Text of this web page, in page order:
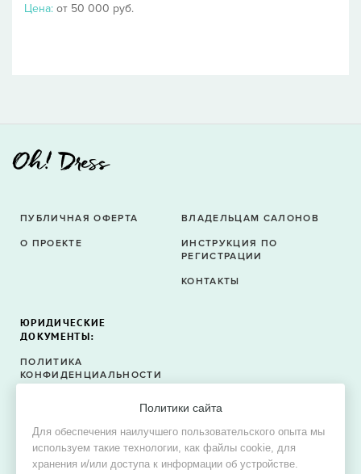
Цена: от 50 000 руб.
Политики сайта
Для обеспечения наилучшего пользовательского опыта мы
используем такие технологии, как файлы cookie, для
хранения и/или доступа к информации об устройстве.
ПУБЛИЧНАЯ ОФЕРТА
О ПРОЕКТЕ
ВЛАДЕЛЬЦАМ САЛОНОВ
ИНСТРУКЦИЯ ПО
РЕГИСТРАЦИИ
КОНТАКТЫ
ЮРИДИЧЕСКИЕ
ДОКУМЕНТЫ:
ПОЛИТИКА
КОНФИДЕНЦИАЛЬНОСТИ
СОГЛАСИЕ НА ОБРАБОТКУ
ПЕРСОНАЛЬНЫХ ДАННЫХ